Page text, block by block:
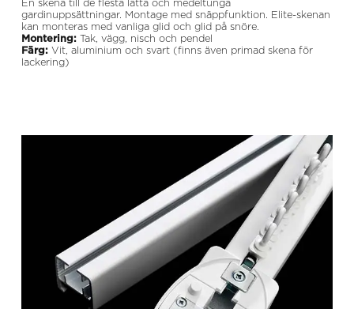
gardinuppsättningar. Montage med snäppfunktion. Elite-skenan
kan monteras med vanliga glid och glid på snöre.
Montering:Tak, vägg, nisch och pendel
Färg:Vit, aluminium och svart (finns även primad skena för
lackering)